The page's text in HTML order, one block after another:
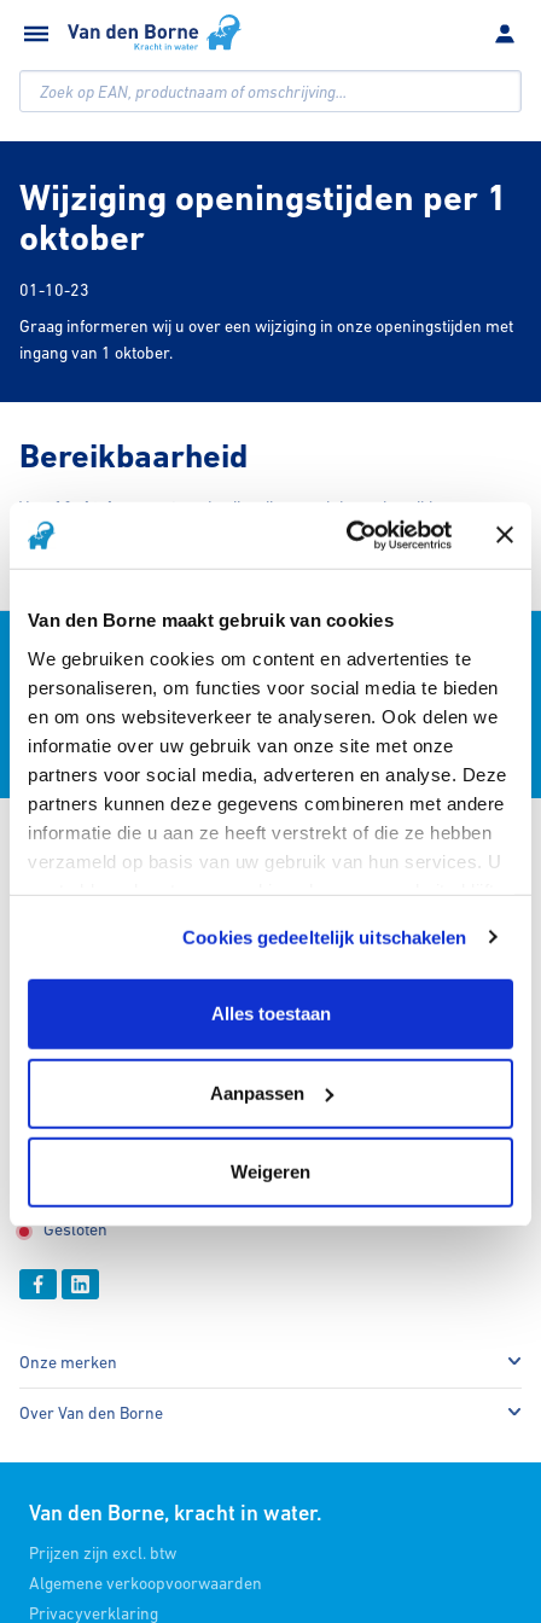
Van den Borne maakt gebruik van cookies
We gebruiken cookies om content en advertenties te
personaliseren, om functies voor social media te bieden
en om ons websiteverkeer te analyseren. Ook delen we
informatie over uw gebruik van onze site met onze
partners voor social media, adverteren en analyse. Deze
partners kunnen deze gegevens combineren met andere
informatie die u aan ze heeft verstrekt of die ze hebben
verzameld op basis van uw gebruik van hun services. U
We werken samen met12 derdendie uw gegevens
kunnen ontvangen en verwerken.
Cookies gedeeltelijk uitschakelen
Alles toestaan
Aanpassen
Weigeren
Zoek op EAN, productnaam of omschrijving...
Wijziging openingstijden per 1
oktober
01-10-23
Graag informeren wij u over een wijziging in onze openingstijden met
ingang van 1 oktober.
Bereikbaarheid
Vanaf 1 oktober
aanstaande zijn wij op werkdagen bereikbaar van
08.00u tot 12.00u
. Dit geldt zowel voor
Terug naar het nieuwsoverzicht
Terug naar het nieuwsoverzicht
Homepage Nieuws Wijziging openingstijden
NL-5555 XC Valkenswaard
E.info@vandenborne.nl
Gesloten
Onze merken
Over Van den Borne
Van den Borne, kracht in water.
Prijzen zijn excl. btw
Algemene verkoopvoorwaarden
Privacyverklaring